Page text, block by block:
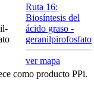
Ruta 16:
Biosíntesis del
ácido graso -
geranilpirofosfato
ver mapa
como producto PPi.